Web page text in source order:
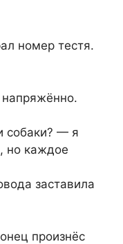
номер тестя.
собаки? — я
но каждое
заставила
произнёс